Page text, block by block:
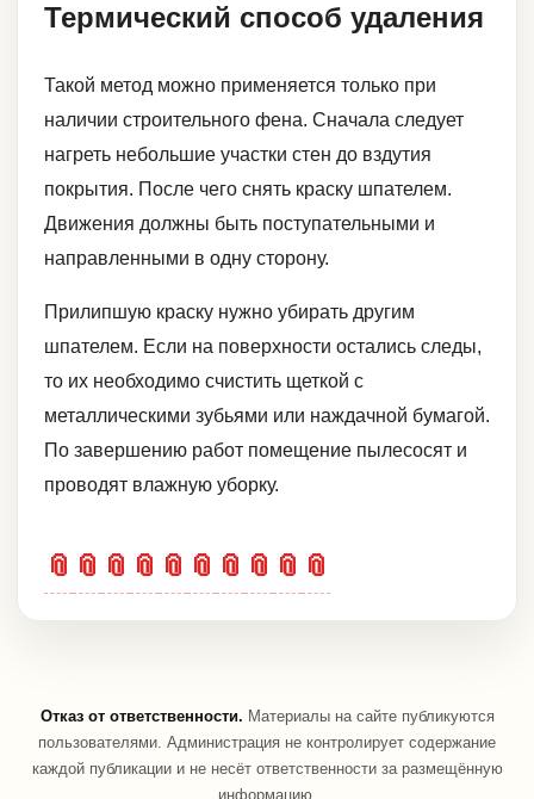
Термический способ удаления
Такой метод можно применяется только при
наличии строительного фена. Сначала следует
нагреть небольшие участки стен до вздутия
покрытия. После чего снять краску шпателем.
Движения должны быть поступательными и
направленными в одну сторону.
Прилипшую краску нужно убирать другим
шпателем. Если на поверхности остались следы,
то их необходимо счистить щеткой с
металлическими зубьями или наждачной бумагой.
По завершению работ помещение пылесосят и
проводят влажную уборку.
📎 📎 📎 📎 📎 📎 📎 📎 📎 📎
Отказ от ответственности. Материалы на сайте публикуются
пользователями. Администрация не контролирует содержание
каждой публикации и не несёт ответственности за размещённую
информацию.